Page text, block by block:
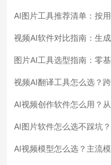
AI图片工具推荐清单：按
视频AI软件对比指南：生
图片AI工具选型指南：零
视频AI翻译工具怎么选？
AI视频创作软件怎么用？
AI图片软件怎么选不踩坑
AI视频模型怎么选？主流